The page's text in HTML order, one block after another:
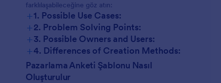
farklılaşabileceğine göz atın:
+1. Possible Use Cases:
Müşteri Memnuniyeti Anketleri:
Marka Bilinirliği Anketleri:
Ürün Geri Bildirim Anketleri:
+2. Problem Solving Points:
+3. Possible Owners and Users:
+4. Differences of Creation Methods:
Müşteri Memnuniyeti Anketleri:
Pazarlama Anketi Şablonu Nasıl
Oluşturulur